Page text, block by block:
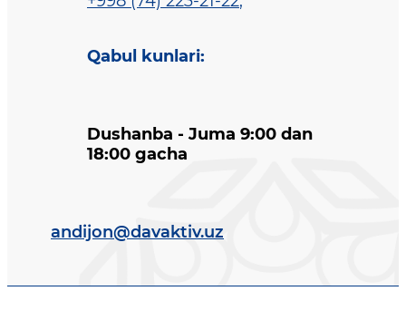
Qabul kunlari:
Dushanba - Juma 9:00 dan
18:00 gacha
andijon@davaktiv.uz